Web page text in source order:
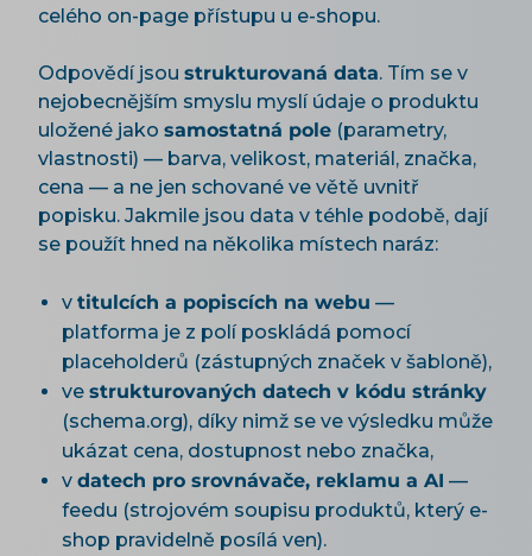
celého on-page přístupu u e-shopu.
Odpovědí jsou strukturovaná data. Tím se v
nejobecnějším smyslu myslí údaje o produktu
uložené jako samostatná pole (parametry,
vlastnosti) — barva, velikost, materiál, značka,
cena — a ne jen schované ve větě uvnitř
popisku. Jakmile jsou data v téhle podobě, dají
se použít hned na několika místech naráz:
v titulcích a popiscích na webu —
platforma je z polí poskládá pomocí
placeholderů (zástupných značek v šabloně),
ve strukturovaných datech v kódu stránky
(schema.org), díky nimž se ve výsledku může
ukázat cena, dostupnost nebo značka,
v datech pro srovnávače, reklamu a AI —
feedu (strojovém soupisu produktů, který e-
shop pravidelně posílá ven).